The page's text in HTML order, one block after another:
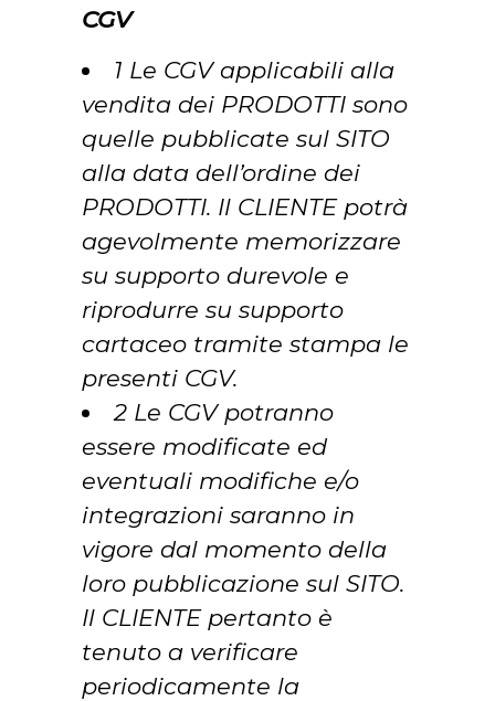
CGV
1 Le CGV applicabili alla
vendita dei PRODOTTI sono
quelle pubblicate sul SITO
alla data dell’ordine dei
PRODOTTI. Il CLIENTE potrà
agevolmente memorizzare
su supporto durevole e
riprodurre su supporto
cartaceo tramite stampa le
presenti CGV.
2 Le CGV potranno
essere modificate ed
eventuali modifiche e/o
integrazioni saranno in
vigore dal momento della
loro pubblicazione sul SITO.
Il CLIENTE pertanto è
tenuto a verificare
periodicamente la